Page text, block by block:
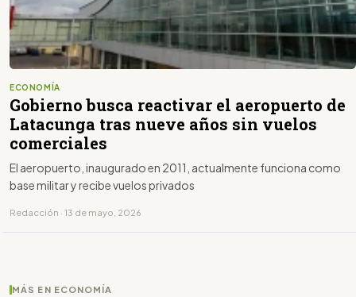
ECONOMÍA
Gobierno busca reactivar el aeropuerto de
Latacunga tras nueve años sin vuelos
comerciales
El aeropuerto, inaugurado en 2011, actualmente funciona como
base militar y recibe vuelos privados
Redacción · 13 de mayo, 2026
MÁS EN ECONOMÍA